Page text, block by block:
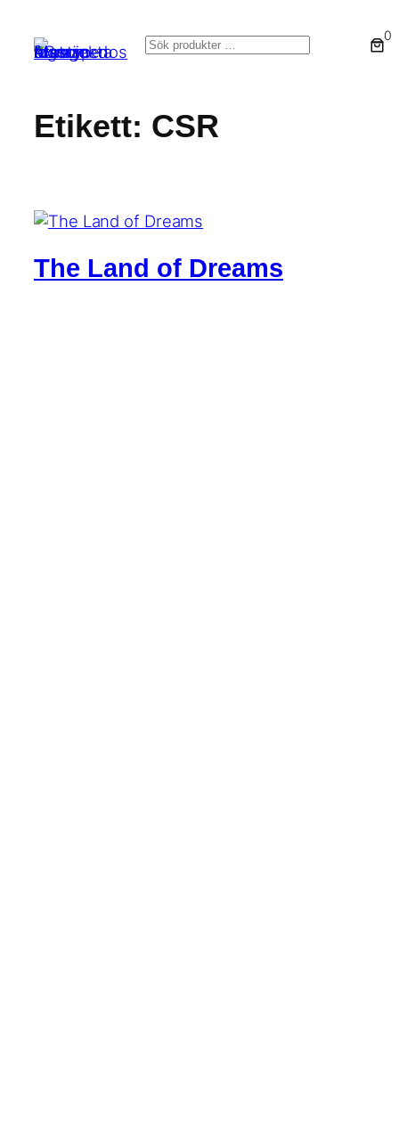
innehåll
Sök
0
Etikett: CSR
The Land of Dreams